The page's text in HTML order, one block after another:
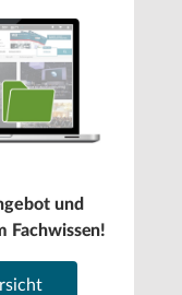
und
Fachwissen!